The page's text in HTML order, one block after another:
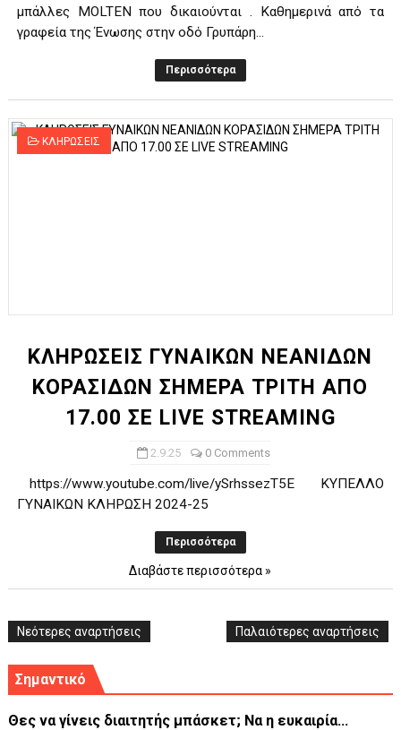
μπάλλες MOLTEN που δικαιούνται . Καθημερινά από τα
γραφεία της Ένωσης στην οδό Γρυπάρη...
Περισσότερα
ΚΛΗΡΩΣΕΙΣ
ΚΛΗΡΩΣΕΙΣ ΓΥΝΑΙΚΩΝ ΝΕΑΝΙΔΩΝ
ΚΟΡΑΣΙΔΩΝ ΣΗΜΕΡΑ ΤΡΙΤΗ ΑΠΟ
17.00 ΣΕ LIVE STREAMING
2.9.25 0 Comments
https://www.youtube.com/live/ySrhssezT5E ΚΥΠΕΛΛΟ
ΓΥΝΑΙΚΩΝ ΚΛΗΡΩΣΗ 2024-25
Περισσότερα
Διαβάστε περισσότερα »
Νεότερες αναρτήσεις Παλαιότερες αναρτήσεις
Σημαντικό
Θες να γίνεις διαιτητής μπάσκετ; Να η ευκαιρία...